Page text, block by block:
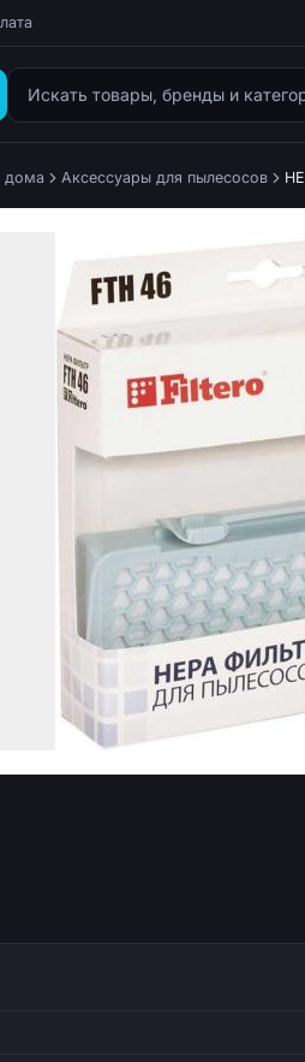
Поиск товаров
дома Аксессуары для пылесосов